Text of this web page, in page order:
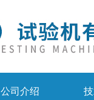
公司介绍